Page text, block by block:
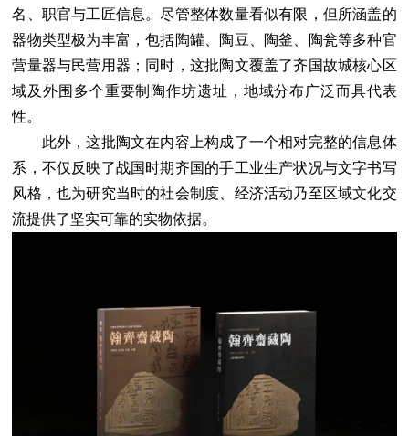
名、职官与工匠信息。尽管整体数量看似有限，但所涵盖的
器物类型极为丰富，包括陶罐、陶豆、陶釜、陶瓮等多种官
营量器与民营用器；同时，这批陶文覆盖了齐国故城核心区
域及外围多个重要制陶作坊遗址，地域分布广泛而具代表
性。
此外，这批陶文在内容上构成了一个相对完整的信息体
系，不仅反映了战国时期齐国的手工业生产状况与文字书写
风格，也为研究当时的社会制度、经济活动乃至区域文化交
流提供了坚实可靠的实物依据。